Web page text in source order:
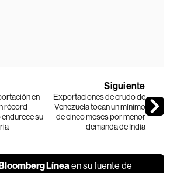
en
récord
su
Siguiente
Exportaciones de crudo de
Venezuela tocan un mínimo
de cinco meses por menor
demanda de India
Línea en su fuente de